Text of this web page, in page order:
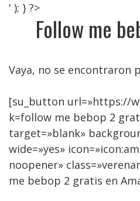
' ); } ?>
Follow me
Vaya, no se encontraron
[su_button url=»https://
k=follow me bebop 2
target=»blank»
wide=»yes»
noopener»
me bebop 2 gratis en